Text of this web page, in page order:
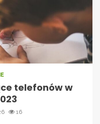
telefonów w
16